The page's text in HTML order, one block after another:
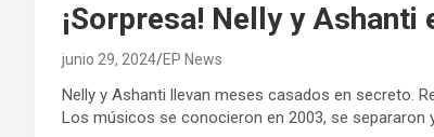
¡Sorpresa! Nelly y Ashanti
junio 29, 2024 EP News
Nelly y Ashanti llevan meses casados ​​en secreto.
Los músicos se conocieron en 2003, se separaron